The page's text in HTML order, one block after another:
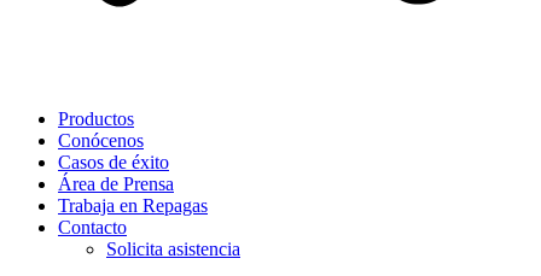
Productos
Conócenos
Casos de éxito
Área de Prensa
Trabaja en Repagas
Contacto
Solicita asistencia